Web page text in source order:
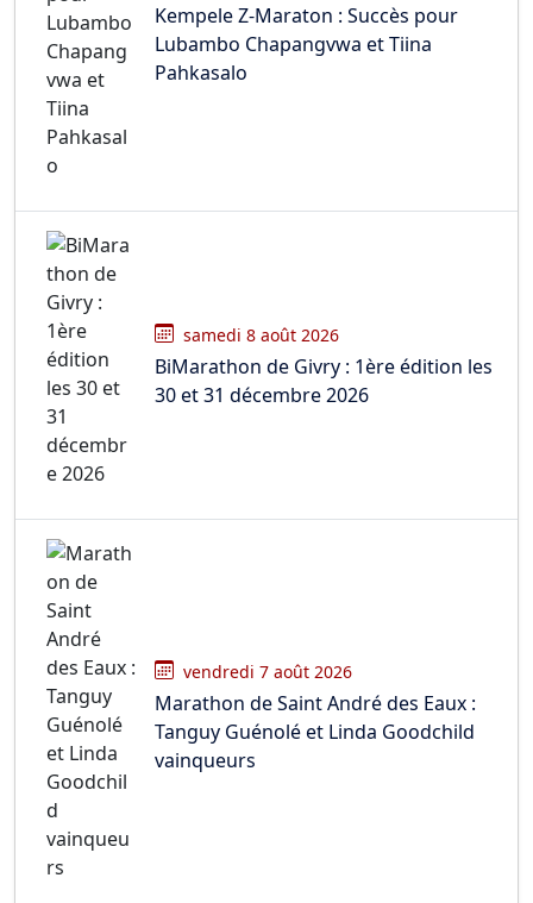
Kempele Z-Maraton : Succès pour
Lubambo Chapangvwa et Tiina
Pahkasalo
samedi 8 août 2026
BiMarathon de Givry : 1ère édition les
30 et 31 décembre 2026
vendredi 7 août 2026
Marathon de Saint André des Eaux :
Tanguy Guénolé et Linda Goodchild
vainqueurs